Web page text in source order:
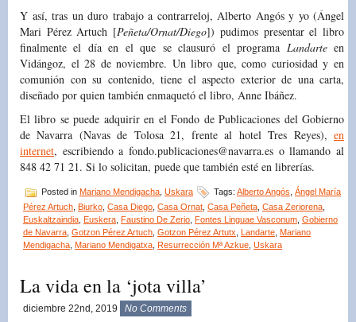
Y así, tras un duro trabajo a contrarreloj, Alberto Angós y yo (Ángel
Mari Pérez Artuch [Peñeta/Ornat/Diego]) pudimos presentar el libro
finalmente el día en el que se clausuró el programa Landarteen
Vidángoz, el 28 de noviembre. Un libro que, como curiosidad y en
comunión con su contenido, tiene el aspecto exterior de una carta,
diseñado por quien también enmaquetó el libro, Anne Ibáñez.
El libro se puede adquirir en el Fondo de Publicaciones del Gobierno
de Navarra (Navas de Tolosa 21, frente al hotel Tres Reyes), en
internet, escribiendo a fondo.publicaciones@navarra.es o llamando al
848 42 71 21. Si lo solicitan, puede que también esté en librerías.
Posted in Mariano Mendigacha Uskara Tags: Alberto Angós Ángel María
Pérez Artuch Biurko Casa Diego Casa Ornat Casa Peñeta Casa Zeriorena
Euskaltzaindia Euskera Faustino De Zerio Fontes Linguae Vasconum Gobierno
de Navarra Gotzon Pérez Artuch Gotzon Pérez Artutx Landarte Mariano
Mendigacha Mariano Mendigatxa Resurrección Mª Azkue Uskara
La vida en la ‘jota villa’
diciembre 22nd, 2019 No Comments